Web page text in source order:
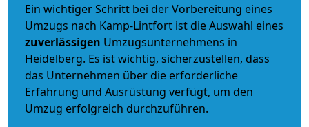
Ein wichtiger Schritt bei der Vorbereitung eines
Umzugs nach Kamp-Lintfort ist die Auswahl eines
zuverlässigen Umzugsunternehmens in
Heidelberg. Es ist wichtig, sicherzustellen, dass
das Unternehmen über die erforderliche
Erfahrung und Ausrüstung verfügt, um den
Umzug erfolgreich durchzuführen.